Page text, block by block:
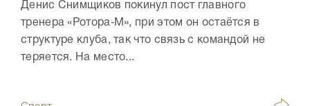
Денис Снимщиков покинул пост главного
тренера «Ротора‑М», при этом он остаётся в
структуре клуба, так что связь с командой не
теряется. На место...